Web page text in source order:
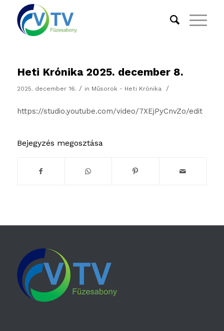
Heti Krónika 2025. december 8.
2025. december 16. / in Műsorok - Heti Krónika /
https://studio.youtube.com/video/7XEjPyCnvZo/edit
Bejegyzés megosztása